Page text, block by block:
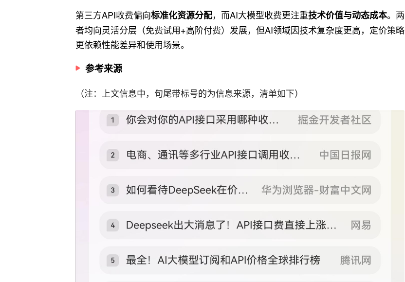
第三方API收费偏向标准化资源分配，而AI大模型收费更注重技术价值与动态成本。两
者均向灵活分层（免费试用+高阶付费）发展，但AI领域因技术复杂度更高，定价策略
更依赖性能差异和使用场景。
参考来源
（注：上文信息中，句尾带标号的为信息来源，清单如下）